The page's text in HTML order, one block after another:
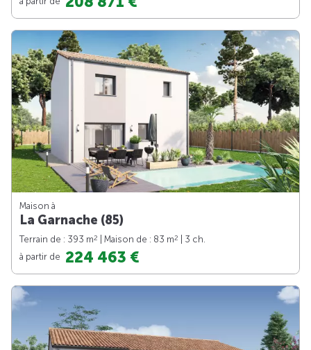
Maison à
La Garnache (85)
Terrain de : 393 m2 | Maison de : 83 m2
| 3 ch.
à partir de 224 463 €